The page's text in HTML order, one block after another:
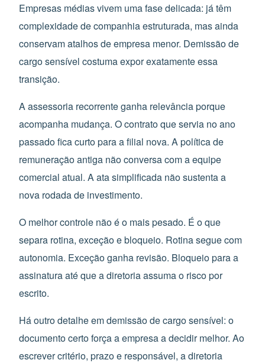
Empresas médias vivem uma fase delicada: já têm
complexidade de companhia estruturada, mas ainda
conservam atalhos de empresa menor. Demissão de
cargo sensível costuma expor exatamente essa
transição.
A assessoria recorrente ganha relevância porque
acompanha mudança. O contrato que servia no ano
passado fica curto para a filial nova. A política de
remuneração antiga não conversa com a equipe
comercial atual. A ata simplificada não sustenta a
nova rodada de investimento.
O melhor controle não é o mais pesado. É o que
separa rotina, exceção e bloqueio. Rotina segue com
autonomia. Exceção ganha revisão. Bloqueio para a
assinatura até que a diretoria assuma o risco por
escrito.
Há outro detalhe em demissão de cargo sensível: o
documento certo força a empresa a decidir melhor. Ao
escrever critério, prazo e responsável, a diretoria